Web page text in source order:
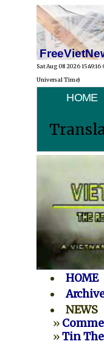
Sat Aug 08 2026
Universal Time)
HOME
HOME
NEWS
»
»Tin